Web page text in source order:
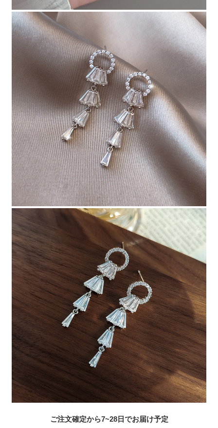
ご注文確定から7~28日でお届け予定